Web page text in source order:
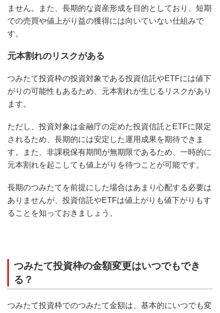
ません。また、長期的な資産形成を目的としており、短期
での売買や値上がり益の獲得には向いていない仕組みで
す。
元本割れのリスクがある
つみたて投資枠の投資対象である投資信託やETFには値下
がりの可能性もあるため、元本割れが生じるリスクがあり
ます。
ただし、投資対象は金融庁の定めた投資信託とETFに限定
されるため、長期的には安定した運用成果を期待できま
す。また、非課税保有期間が無期限であるため、一時的に
元本割れを起こしても値上がりを待つことが可能です。
長期のつみたてを前提にした場合はあまり心配する必要は
ありませんが、投資信託やETFは値上がりも値下がりもす
ることを知っておきましょう。
つみたて投資枠の金額変更はいつでもでき
る？
つみたて投資枠でのつみたて金額は、基本的にいつでも変